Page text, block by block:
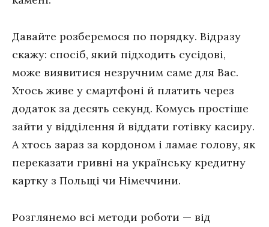
Давайте розберемося по порядку. Відразу
скажу: спосіб, який підходить сусідові,
може виявитися незручним саме для Вас.
Хтось живе у смартфоні й платить через
додаток за десять секунд. Комусь простіше
зайти у відділення й віддати готівку касиру.
А хтось зараз за кордоном і ламає голову, як
переказати гривні на українську кредитну
картку з Польщі чи Німеччини.
Розглянемо всі методи роботи — від